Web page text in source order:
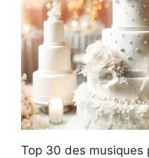
Top 30 des musiques